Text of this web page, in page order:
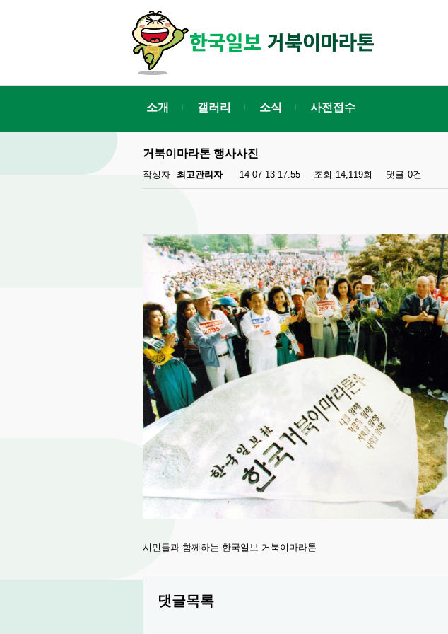
소개 갤러리 소식 사전접수
거북이마라톤 행사사진
작성자 최고관리자 14-07-13 17:55 조회 14,119회 댓글 0건
시민들과 함께하는 한국일보 거북이마라톤
댓글목록